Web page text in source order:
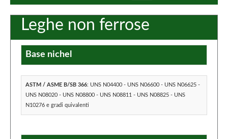
Home
Chi siamo
Prodotti
Processo produttivo
Network Tectubi Raccordi
Contatti
Leghe non ferrose
Base nichel
ASTM / ASME B/SB 366: UNS N04400 - UNS N06600 - UNS N06625 -
UNS N08020 - UNS N08800 - UNS N08811 - UNS N08825 - UNS
N10276 e gradi quivalenti